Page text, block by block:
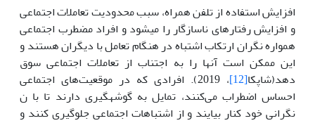
افزایش استفاده از تلفن همراه، سبب محدودیت تعاملات اجتماعی
و افزایش رفتارهای ناسازگار را می­شود و افراد مضطرب اجتماعی
همواره نگران ارتکاب اشتباه در هنگام تعامل با دیگران هستند و
این ممکن است آنها را به اجتناب از تعاملات اجتماعی سوق
دهد(شاپکا[12]
، 2019). افرادی که در موقعیت‌های اجتماعی
احساس اضطراب می‌کنند، تمایل به گوشه­­گیری دارند تا با ن
نگرانی خود کنار بیایند و از اشتباهات اجتماعی جلوگیری کنند و